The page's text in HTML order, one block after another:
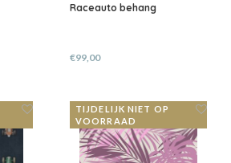
Raceauto behang
€99,00
TIJDELIJK NIET OP
VOORRAAD